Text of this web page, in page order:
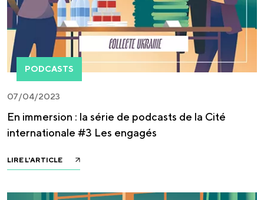
PODCASTS
07/04/2023
En immersion : la série de podcasts de la Cité
internationale #3 Les engagés
LIRE L'ARTICLE